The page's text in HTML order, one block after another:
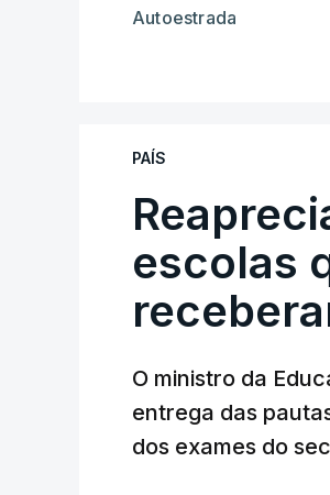
Autoestrada
PAÍS
escolas
O ministro da
entrega das
dos exames do